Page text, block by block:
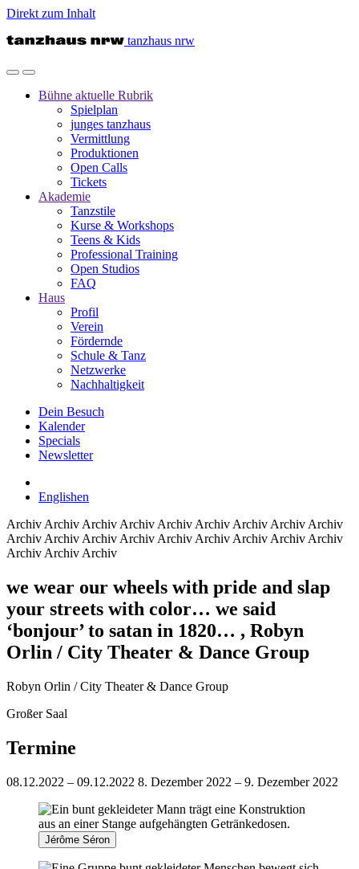
Direkt zum Inhalt
tanzhaus nrw
Bühne aktuelle Rubrik
Spielplan
junges tanzhaus
Vermittlung
Produktionen
Open Calls
Tickets
Akademie
Tanzstile
Kurse & Workshops
Teens & Kids
Professional Training
Open Studios
FAQ
Haus
Profil
Verein
Fördernde
Schule & Tanz
Netzwerke
Nachhaltigkeit
Dein Besuch
Kalender
Specials
Newsletter
Englishen
Archiv Archiv Archiv Archiv Archiv Archiv Archiv Archiv Archiv
Archiv Archiv Archiv Archiv Archiv Archiv Archiv Archiv Archiv
Archiv Archiv Archiv
we wear our wheels with pride and slap
your streets with color… we said
‘bonjour’ to satan in 1820… , Robyn
Orlin / City Theater & Dance Group
Robyn Orlin / City Theater & Dance Group
Großer Saal
Termine
08.12.2022 – 09.12.2022 8. Dezember 2022 – 9. Dezember 2022
Jérôme Séron